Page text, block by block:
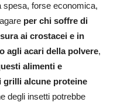
spesa, forse economica,
per chi soffre di
ai crostacei e in
agli acari della polvere,
alimenti e
grilli alcune proteine
degli insetti potrebbe